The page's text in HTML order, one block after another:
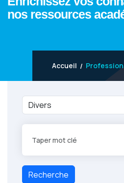
nos ressources
Accueil
Recherche